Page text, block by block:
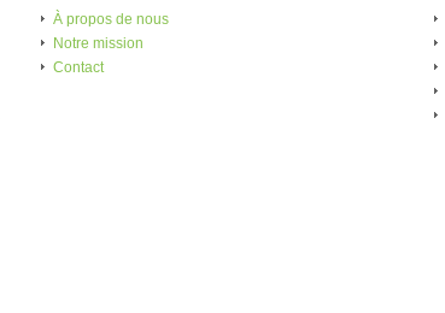
À propos de nous
Notre mission
Contact